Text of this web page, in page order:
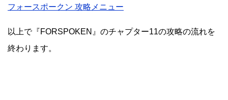
フォースポークン 攻略メニュー
以上で『FORSPOKEN』のチャプター11の攻略の流れを
終わります。